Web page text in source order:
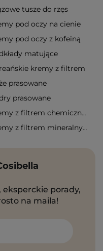
tusze do rzęs
pod oczy na cienie
pod oczy z kofeiną
matujące
kremy z filtrem
prasowane
prasowane
Kremy z filtrem chemicznym
Kremy z filtrem mineralnym
porady,
na maila!